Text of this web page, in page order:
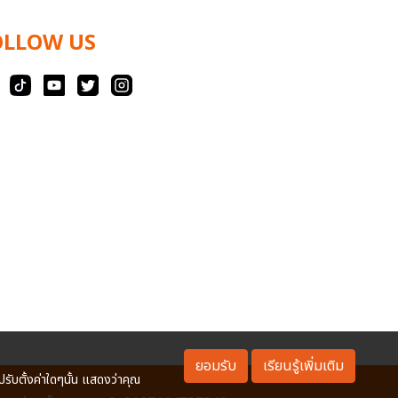
US
รับตั้งค่าใดๆนั้น แสดงว่าคุณ
ยอมรับ เรียนรู้เพิ่มเติม